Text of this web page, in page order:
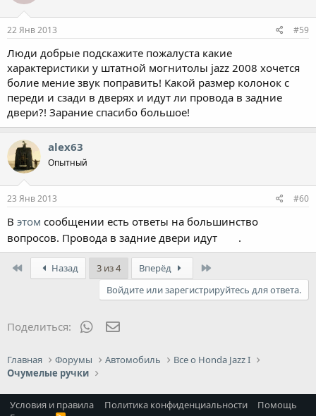
22 Янв 2013 #59
Люди добрые подскажите пожалуста какие
характеристики у штатной могнитолы jazz 2008 хочется
болие мение звук поправить! Какой размер колонок с
переди и сзади в дверях и идут ли провода в задние
двери?! Зарание спасибо большое!
alex63
Опытный
23 Янв 2013 #60
В этом сообщении есть ответы на большинство
вопросов. Провода в задние двери идут
.
Назад 3 из 4 Вперёд
Войдите или зарегистрируйтесь для ответа.
Поделиться: WhatsApp
Главная Форумы Автомобиль
Все о Honda Jazz I
Очумелые ручки
Условия и правила Политика конфиденциальности
Помощь